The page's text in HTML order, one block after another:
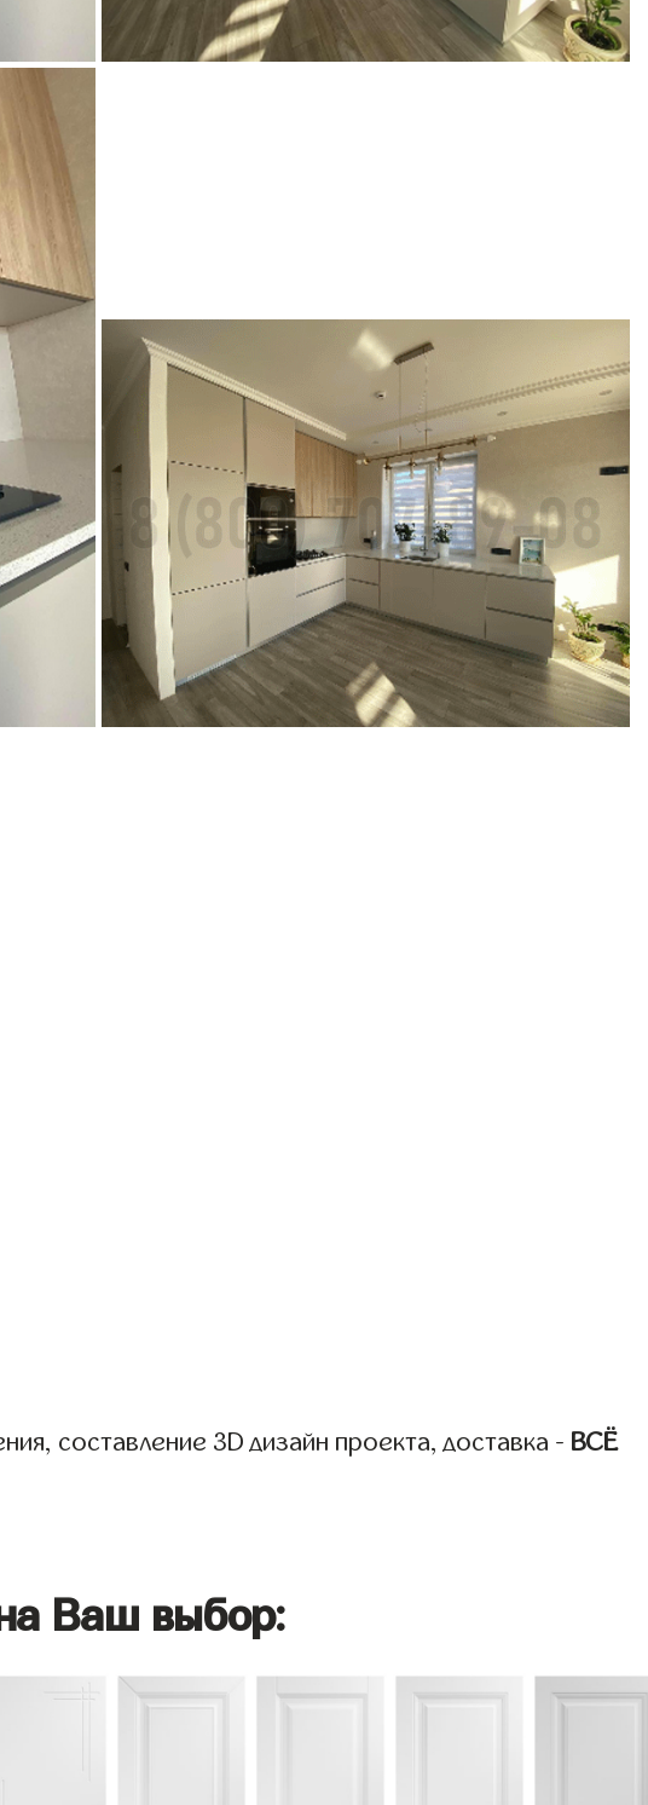
составление 3D дизайн проекта, доставка - ВСЁ
Ваш выбор: